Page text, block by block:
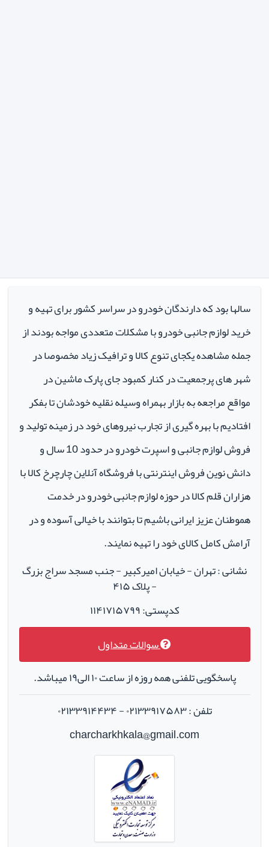
سالها بود که دارندگان خودرو در سراسر کشور برای تهیه و
خرید لوازم جانبی خودرو با مشکلات متعددی مواجه بودند از
جمله مشاهده یکجای تنوع کالا و ترافیک زیاد مخصوصا در
شهر های پرجمعیت در کنار کمبود جای پارک ماشین در
مواقع مراجعه به بازار بهمراه وسیله نقلیه خودشان تا بفکر
افتادیم با بهره گیری از تجارب نیروهای خود در زمینه تولید و
فروش لوازم جانبی و اسپرت خودرو در حدود 10 سال و
دانش نوین فروش اینترنتی با فروشگاه آنلاین چارچرخ کالا با
هزاران قلم کالا در حوزه لوازم جانبی خودرو در خدمت
هموطنان عزیز ایرانی باشیم تا بتوانند با خیالی آسوده و در
آرامش کامل کالای خود را تهیه نمایند.
نشانی : تهران - خیابان امیرکبیر - جنب مسجد سراج بزرگ
- پلاک ۴۱۵
کدپستی: ۱۱۴۱۷۱۵۷۹۹
سوالات متداول
پاسخگویی تلفنی همه روزه از ساعت ۱۰ الی۱۹ میباشد.
تلفن : ۰۲۱۳۳۹۱۷۵۸۳ - ۰۲۱۳۳۹۱۴۴۳۴
charcharkhkala@gmail.com